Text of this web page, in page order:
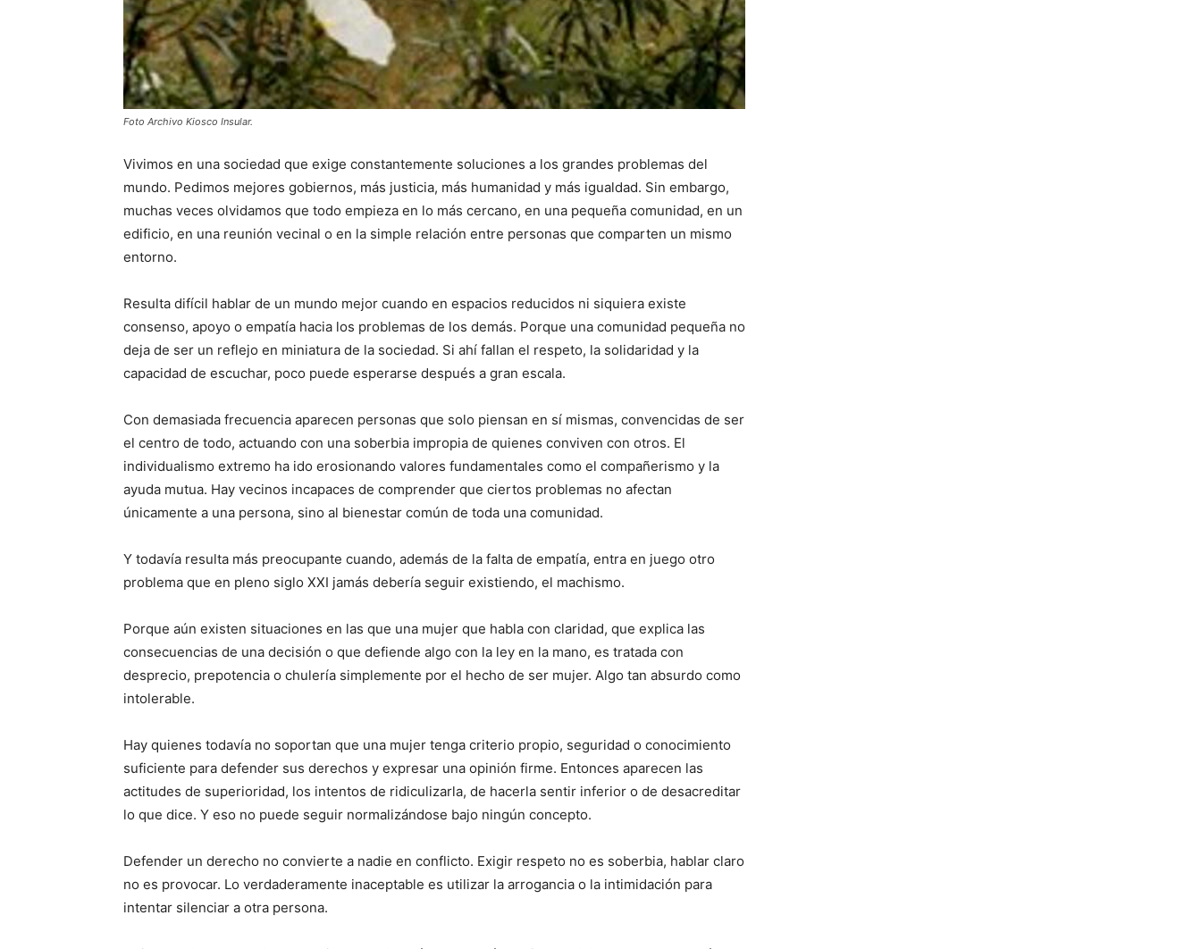
Foto Archivo Kiosco Insular.
Vivimos en una sociedad que exige constantemente soluciones a los grandes problemas del
mundo. Pedimos mejores gobiernos, más justicia, más humanidad y más igualdad. Sin embargo,
muchas veces olvidamos que todo empieza en lo más cercano, en una pequeña comunidad, en un
edificio, en una reunión vecinal o en la simple relación entre personas que comparten un mismo
entorno.
Resulta difícil hablar de un mundo mejor cuando en espacios reducidos ni siquiera existe
consenso, apoyo o empatía hacia los problemas de los demás. Porque una comunidad pequeña no
deja de ser un reflejo en miniatura de la sociedad. Si ahí fallan el respeto, la solidaridad y la
capacidad de escuchar, poco puede esperarse después a gran escala.
Con demasiada frecuencia aparecen personas que solo piensan en sí mismas, convencidas de ser
el centro de todo, actuando con una soberbia impropia de quienes conviven con otros. El
individualismo extremo ha ido erosionando valores fundamentales como el compañerismo y la
ayuda mutua. Hay vecinos incapaces de comprender que ciertos problemas no afectan
únicamente a una persona, sino al bienestar común de toda una comunidad.
Y todavía resulta más preocupante cuando, además de la falta de empatía, entra en juego otro
problema que en pleno siglo XXI jamás debería seguir existiendo, el machismo.
Porque aún existen situaciones en las que una mujer que habla con claridad, que explica las
consecuencias de una decisión o que defiende algo con la ley en la mano, es tratada con
desprecio, prepotencia o chulería simplemente por el hecho de ser mujer. Algo tan absurdo como
intolerable.
Hay quienes todavía no soportan que una mujer tenga criterio propio, seguridad o conocimiento
suficiente para defender sus derechos y expresar una opinión firme. Entonces aparecen las
actitudes de superioridad, los intentos de ridiculizarla, de hacerla sentir inferior o de desacreditar
lo que dice. Y eso no puede seguir normalizándose bajo ningún concepto.
Defender un derecho no convierte a nadie en conflicto. Exigir respeto no es soberbia, hablar claro
no es provocar. Lo verdaderamente inaceptable es utilizar la arrogancia o la intimidación para
intentar silenciar a otra persona.